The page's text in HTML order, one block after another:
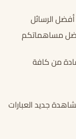
الرسائل
مساهماتكم
من كافة
جديد العبارات